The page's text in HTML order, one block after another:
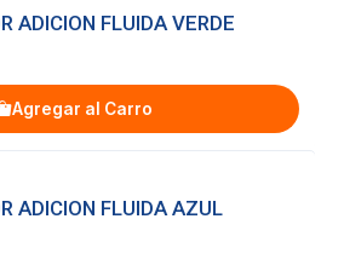
ADICION FLUIDA VERDE
Agregar al Carro
ADICION FLUIDA AZUL